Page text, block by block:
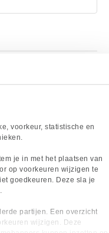
voorkeur, statistische en
je in met het plaatsen van
op voorkeuren wijzigen te
goedkeuren. Deze sla je
partijen. Een overzicht
wijzigen. Deze